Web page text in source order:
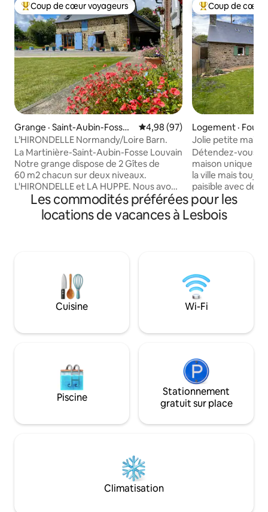
Coup de cœur voyageurs parmi les plus aimés
Coup de cœur voyageurs
Grange · Saint-Aubin-Fosse-
Louvain
Note moyenne de 4,98 sur 5,
4,98 (97)
L’HIRONDELLE Normandy/Loire Barn.
La Martinière-Saint-Aubin-Fosse Louvain
Notre grange dispose de 2 Gîtes de
60 m2 chacun sur deux niveaux.
L'HIRONDELLE et LA HUPPE. Nous avons
créé un logement moderne mais avons
gardé le caractère de la grange avec ses
poutres en chêne d'origine et sa pierre.
aussi choisir notre option déjeuner.
Idéalement situé pour que les voyageurs
puissent visiter les nombreuses villes
médiévales, les marchés, les
région.
Coup de cœur
Coup de cœur
Logement ·
Plessis
Jolie petite
Détendez-vous
maison unique et
la ville mais
paisible avec de
jardin. À
commodités
boulangerie, un
êtes sur une belle
campagne. Le lac
pas, avec un parc
pêche. Parking à
Les commodités préférées pour les
locations de vacances à Lesbois
Cuisine Wi-Fi
Piscine
Stationnement
gratuit sur place
Climatisation